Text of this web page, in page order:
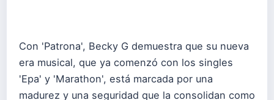
Con 'Patrona', Becky G demuestra que su nueva
era musical, que ya comenzó con los singles
'Epa' y 'Marathon', está marcada por una
madurez y una seguridad que la consolidan como